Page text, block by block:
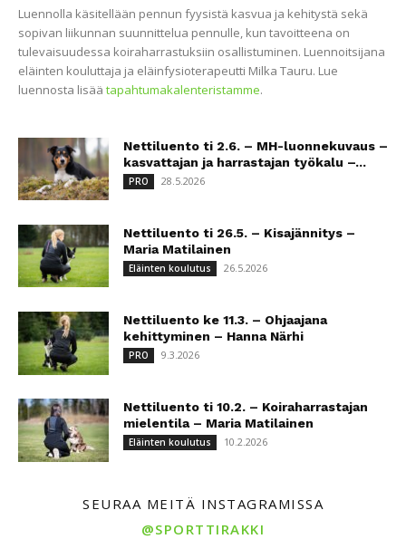
Luennolla käsitellään pennun fyysistä kasvua ja kehitystä sekä
sopivan liikunnan suunnittelua pennulle, kun tavoitteena on
tulevaisuudessa koiraharrastuksiin osallistuminen. Luennoitsijana
eläinten kouluttaja ja eläinfysioterapeutti Milka Tauru. Lue
luennosta lisää tapahtumakalenteristamme.
Nettiluento ti 2.6. – MH-luonnekuvaus –
kasvattajan ja harrastajan työkalu –...
PRO 28.5.2026
Nettiluento ti 26.5. – Kisajännitys –
Maria Matilainen
Eläinten koulutus 26.5.2026
Nettiluento ke 11.3. – Ohjaajana
kehittyminen – Hanna Närhi
PRO 9.3.2026
Nettiluento ti 10.2. – Koiraharrastajan
mielentila – Maria Matilainen
Eläinten koulutus 10.2.2026
SEURAA MEITÄ INSTAGRAMISSA
@SPORTTIRAKKI